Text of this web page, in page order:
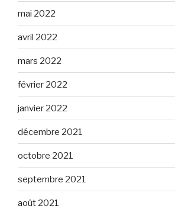
mai 2022
avril 2022
mars 2022
février 2022
janvier 2022
décembre 2021
octobre 2021
septembre 2021
août 2021